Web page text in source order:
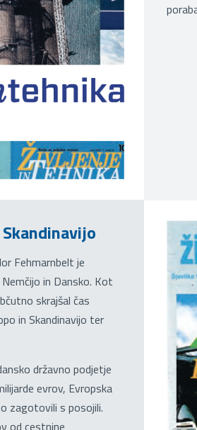
Fehmarnbelt je
in Dansko. Kot
skrajšal čas
in Skandinavijo ter
državno podjetje
evrov, Evropska
zagotovili s posojili.
od cestnine